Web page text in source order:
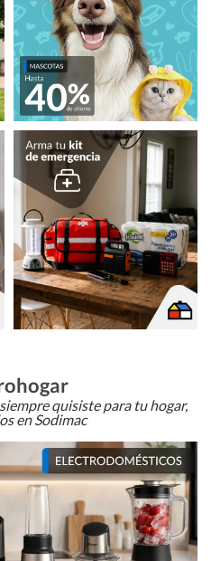
quisiste para tu hogar,
en Sodimac